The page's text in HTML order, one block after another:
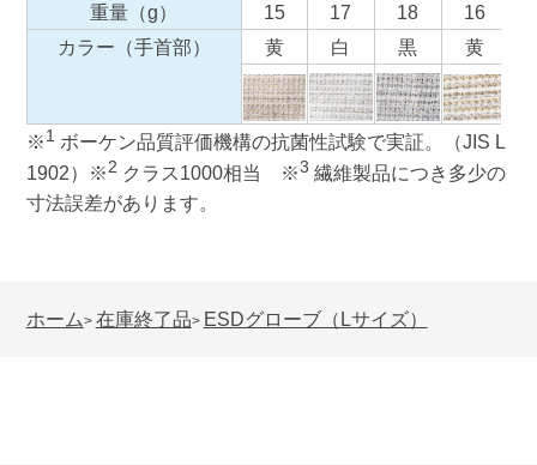
重量（g）
15 17 18
16
カラー（手首部）
黄 白 黒 黄
※ 1 ボーケン品質評価機構の抗菌性試験で実証。（JIS L
1902）※2 クラス1000相当 ※3 繊維製品につき多少の
寸法誤差があります。
ホーム> 在庫終了品> ESDグローブ（Lサイズ）